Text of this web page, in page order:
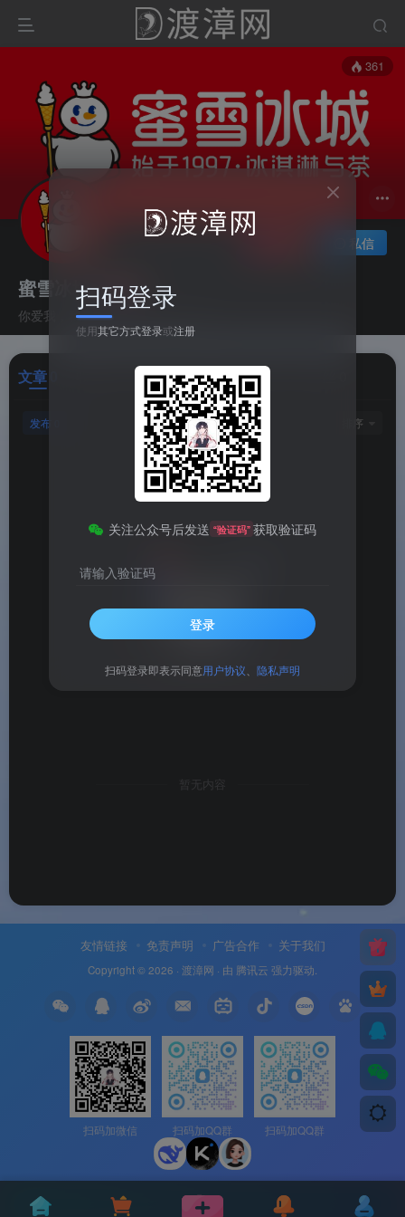
361
蜜雪冰城
你爱我，我爱你，蜜雪冰城甜蜜蜜～
私信
文章 评论0 港湾0 帖子
发布 排序
暂无内容
友情链接 免责声明 广告合作 关于我们
Copyright © 2026 · 渡漳网 · 由 腾讯云 强力驱动.
扫码加微信 扫码加QQ群 扫码加QQ群
扫码登录
使用其它方式登录或注册
关注公众号后发送 “验证码” 获取验证码
请输入验证码
登录
扫码登录即表示同意用户协议 隐私声明